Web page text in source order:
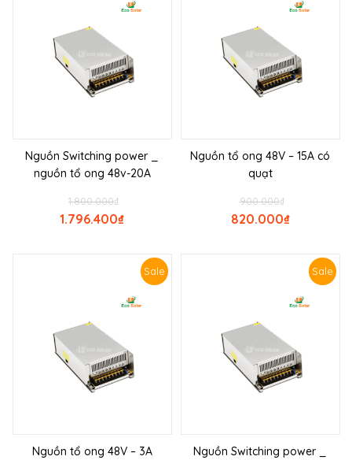
Nguồn Switching power _
nguồn tổ ong 48v-20A
₫
1.800.000
₫
1.796.400
Nguồn tổ ong 48V – 15A có
quạt
₫
900.000
₫
820.000
Sale
Nguồn tổ ong 48V – 3A
Sale
Nguồn Switching power _